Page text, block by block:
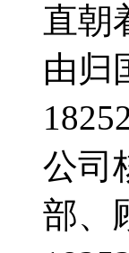
直朝
由归
公司
部、